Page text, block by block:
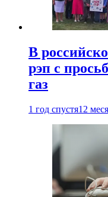
В
рэп с
газ
1 год спустя12